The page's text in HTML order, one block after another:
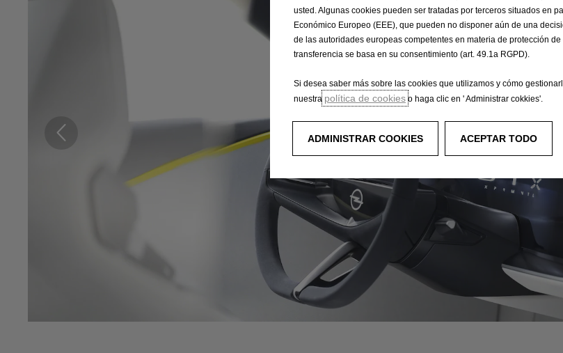
usted. Algunas cookies pueden ser tratadas por terceros situados en
Económico Europeo (EEE), que pueden no disponer aún de una
de las autoridades europeas competentes en materia de protección
transferencia se basa en su consentimiento (art. 49.1a RGPD).
Si desea saber más sobre las cookies que utilizamos y cómo
nuestra política de cookies o haga clic en ' Administrar cokkies'.
ADMINISTRAR COOKIES ACEPTAR TODO